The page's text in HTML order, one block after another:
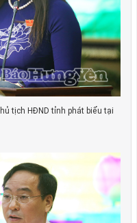
tịch HĐND tỉnh phát biểu tại